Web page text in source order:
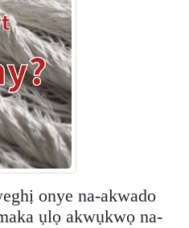
onye na-akwado
ụlọ akwụkwọ na-